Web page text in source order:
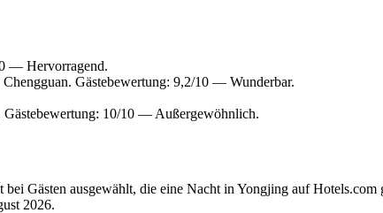
— Hervorragend.
Gästebewertung: 9,2/10 — Wunderbar.
10/10 — Außergewöhnlich.
Gästen ausgewählt, die eine Nacht in Yongjing auf
2026.